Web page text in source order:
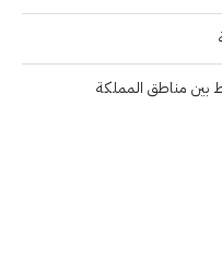
بين مناطق المملكة